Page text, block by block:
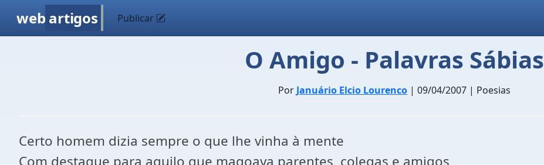
web artigos Publicar
O Amigo - Palavras Sábias
Por Januário Elcio Lourenco | 09/04/2007 | Poesias
Certo homem dizia sempre o que lhe vinha à mente
Com destaque para aquilo que magoava parentes, colegas e amigos